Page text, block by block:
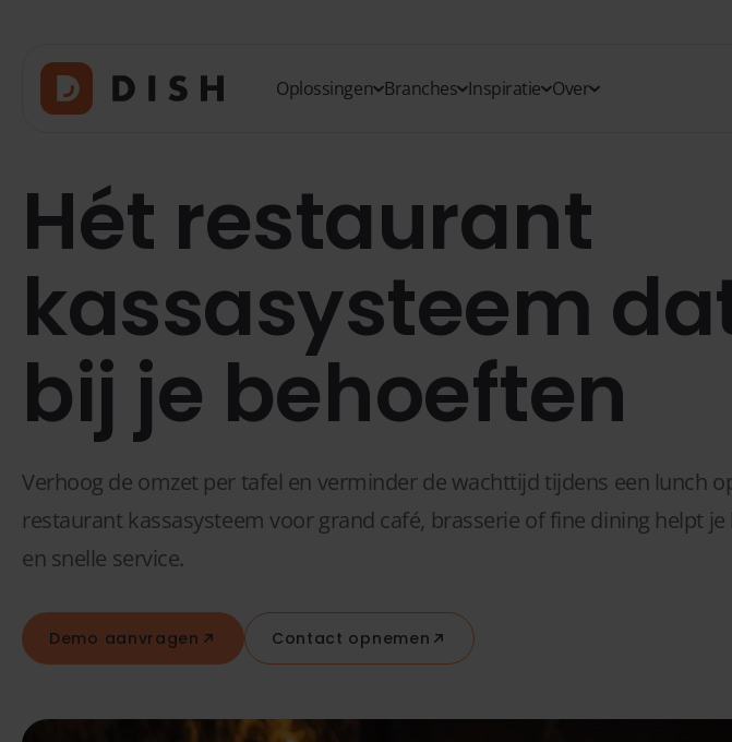
Oplossingen Branches Inspiratie Over
Hét restaurant
kassasysteem
bij je behoeften
Verhoog de omzet per tafel en verminder de wachttijd tijdens een lunch
restaurant kassasysteem voor grand café, brasserie of fine dining helpt
en snelle service.
Demo aanvragen Contact opnemen